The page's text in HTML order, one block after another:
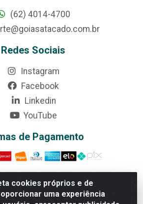
cookies próprios e de
uma experiência
(62) 4014-4700
Redes Sociais
Instagram
Facebook
Linkedin
YouTube
de Pagamento
Universitária, nº 3860, Jardim das